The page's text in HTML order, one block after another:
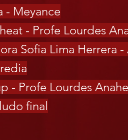
- Meyance
- Profe Lourdes
Sofia Lima Herrera -
- Profe Lourdes
final